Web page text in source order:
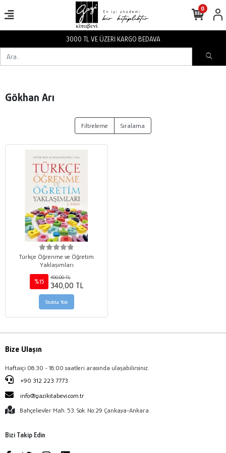
3000 TL VE ÜZERİ KARGO BEDAVA
0
Gökhan Arı
Filtreleme Sıralama
Türkçe Öğrenme ve Öğretim
Yaklaşımları
%15
400,00 TL
340,00 TL
Stokta Yok
Bize Ulaşın
Haftaiçi 08:30 - 18:00 saatleri arasında ulaşabilirsiniz.
+90 312 223 7773
info@gazikitabevi.com.tr
Bahçelievler Mah. 53. Sok. No:29 Çankaya-Ankara
Bizi Takip Edin